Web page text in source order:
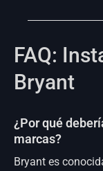
FAQ:
Bryant
¿Por qué
marcas?
Bryant es